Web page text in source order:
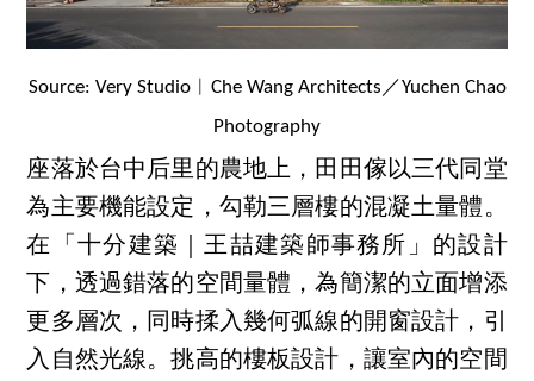
Source: Very Studio︱Che Wang Architects／Yuchen Chao
Photography
座落於台中后里的農地上，田田傢以三代同堂
為主要機能設定，勾勒三層樓的混凝土量體。
在「十分建築｜王喆建築師事務所」的設計
下，透過錯落的空間量體，為簡潔的立面增添
更多層次，同時揉入幾何弧線的開窗設計，引
入自然光線。挑高的樓板設計，讓室內的空間